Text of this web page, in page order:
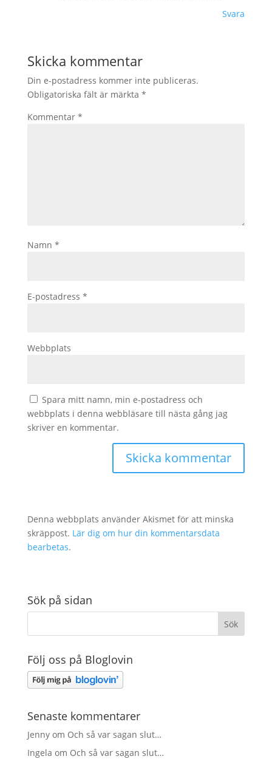
Svara
Skicka kommentar
Din e-postadress kommer inte publiceras.
Obligatoriska fält är märkta *
Kommentar *
Namn *
E-postadress *
Webbplats
Spara mitt namn, min e-postadress och
webbplats i denna webbläsare till nästa gång jag
skriver en kommentar.
Denna webbplats använder Akismet för att minska
skräppost. Lär dig om hur din kommentarsdata
bearbetas.
Sök på sidan
Följ oss på Bloglovin
Senaste kommentarer
Jennyom Och så var sagan slut…
Ingela om Och så var sagan slut…